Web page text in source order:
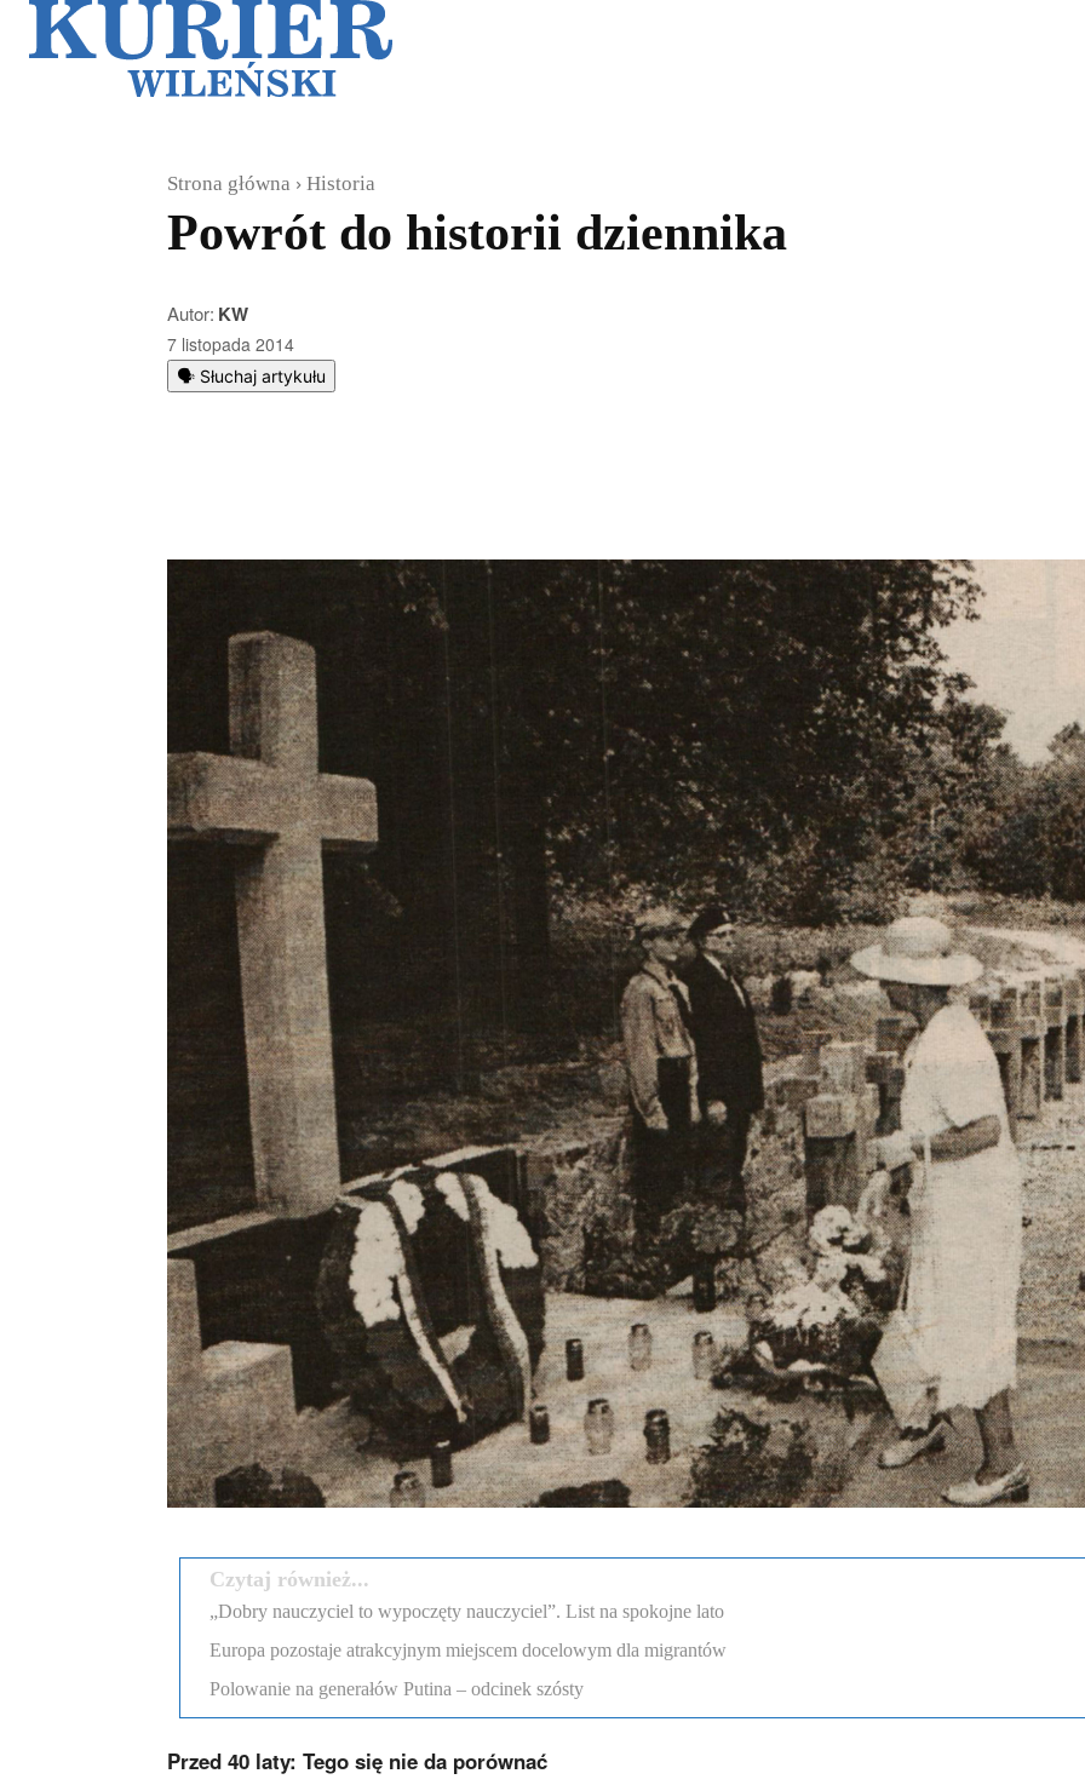
Strona główna Historia
Powrót do historii dziennika
Autor: KW
7 listopada 2014
🗣️ Słuchaj artykułu
Czytaj również...
„Dobry nauczyciel to wypoczęty nauczyciel”. List na spokojne lato
Europa pozostaje atrakcyjnym miejscem docelowym dla migrantów
Polowanie na generałów Putina – odcinek szósty
Przed 40 laty: Tego się nie da porównać